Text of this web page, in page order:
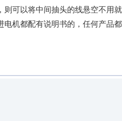
则可以将中间抽头的线悬空不用
电机都配有说明书的，任何产品